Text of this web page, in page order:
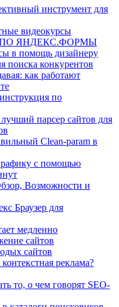
инструмент для
видеокурсы
ЯНДЕКС.ФОРМЫ
в помощь дизайнеру
поиска конкурентов
как работают
по
парсер сайтов для
Clean-param в
с помощью
Возможности и
Браузер для
медленно
сайтов
сайтов
реклама?
то, о чем говорят SEO-